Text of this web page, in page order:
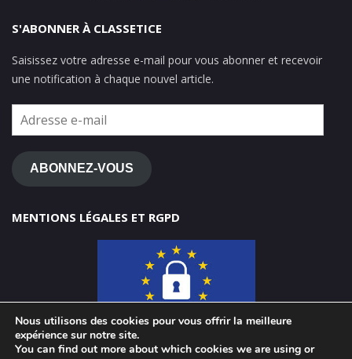
S'ABONNER À CLASSETICE
Saisissez votre adresse e-mail pour vous abonner et recevoir
une notification à chaque nouvel article.
Adresse
e-
mail
ABONNEZ-VOUS
MENTIONS LÉGALES ET RGPD
Nous utilisons des cookies pour vous offrir la meilleure
expérience sur notre site.
You can find out more about which cookies we are using or